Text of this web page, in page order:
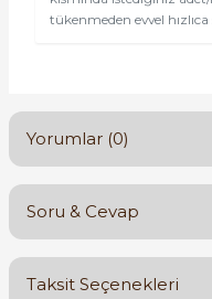
tükenmeden evvel
Yorumlar (0)
Bu ürüne
Soru & Cevap
Taksit Seçenekleri